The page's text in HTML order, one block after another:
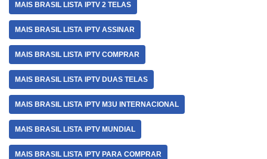
MAIS BRASIL LISTA IPTV 2 TELAS
MAIS BRASIL LISTA IPTV ASSINAR
MAIS BRASIL LISTA IPTV COMPRAR
MAIS BRASIL LISTA IPTV DUAS TELAS
MAIS BRASIL LISTA IPTV M3U INTERNACIONAL
MAIS BRASIL LISTA IPTV MUNDIAL
MAIS BRASIL LISTA IPTV PARA COMPRAR